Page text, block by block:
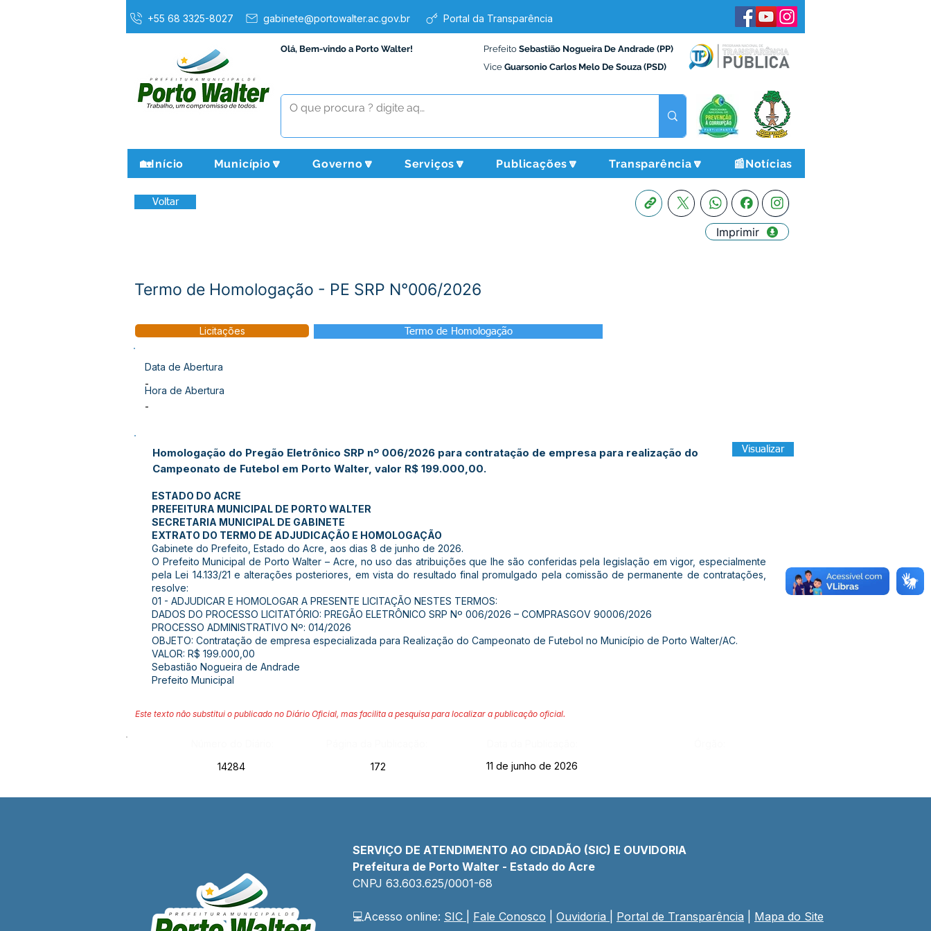
+55 68 3325-8027 gabinete@portowalter.ac.gov.br Portal da Transparência
Olá, Bem-vindo a Porto Walter! Prefeito Sebastião Nogueira De Andrade (PP)
Vice Guarsonio Carlos Melo De Souza (PSD)
🏡Início Município🔽 Governo🔽 Serviços🔽 Publicações🔽 Transparência🔽 📰Notícias
Voltar
Imprimir
Termo de Homologação - PE SRP N°006/2026
Licitações Termo de Homologação
Data de Abertura
-
Hora de Abertura
-
Homologação do Pregão Eletrônico SRP nº 006/2026 para contratação de empresa para realização do
Campeonato de Futebol em Porto Walter, valor R$ 199.000,00.
Visualizar
ESTADO DO ACRE
PREFEITURA MUNICIPAL DE PORTO WALTER
SECRETARIA MUNICIPAL DE GABINETE
EXTRATO DO TERMO DE ADJUDICAÇÃO E HOMOLOGAÇÃO
Gabinete do Prefeito, Estado do Acre, aos dias 8 de junho de 2026.
O Prefeito Municipal de Porto Walter – Acre, no uso das atribuições que lhe são conferidas pela legislação em vigor, especialmente
pela Lei 14.133/21 e alterações posteriores, em vista do resultado final promulgado pela comissão de permanente de contratações,
resolve:
01 - ADJUDICAR E HOMOLOGAR A PRESENTE LICITAÇÃO NESTES TERMOS:
DADOS DO PROCESSO LICITATÓRIO: PREGÃO ELETRÔNICO SRP Nº 006/2026 – COMPRASGOV 90006/2026
PROCESSO ADMINISTRATIVO Nº: 014/2026
OBJETO: Contratação de empresa especializada para Realização do Campeonato de Futebol no Município de Porto Walter/AC.
VALOR: R$ 199.000,00
Sebastião Nogueira de Andrade
Prefeito Municipal
Este texto não substitui o publicado no Diário Oficial, mas facilita a pesquisa para localizar a publicação oficial.
14284
172 11 de junho de 2026
SERVIÇO DE ATENDIMENTO AO CIDADÃO (SIC) E OUVIDORIA
Prefeitura de Porto Walter - Estado do Acre
CNPJ 63.603.625/0001-68
💻Acesso online: SIC Fale Conosco Ouvidoria Portal de Transparência Mapa do Site